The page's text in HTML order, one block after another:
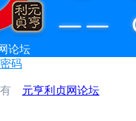
论坛
码
有 元亨利贞网论坛